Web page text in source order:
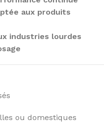
aux produits
industries lourdes
ou domestiques